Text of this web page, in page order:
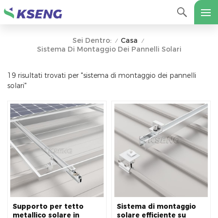
Sei Dentro: / Casa /
Sistema Di Montaggio Dei Pannelli Solari
19 risultati trovati per "sistema di montaggio dei pannelli
solari"
Supporto per tetto
metallico solare in
Sistema di montaggio
solare efficiente su